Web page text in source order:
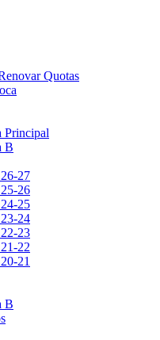
Quotas
Principal
B
27
26
25
24
23
22
21
B